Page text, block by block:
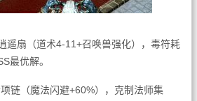
遥扇（道术4-11+召唤兽强化），毒符耗
最优解。
链（魔法闪避+60%），克制法师集